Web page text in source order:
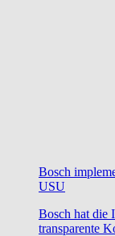
Bosch
USU
Bosch hat die
transparente